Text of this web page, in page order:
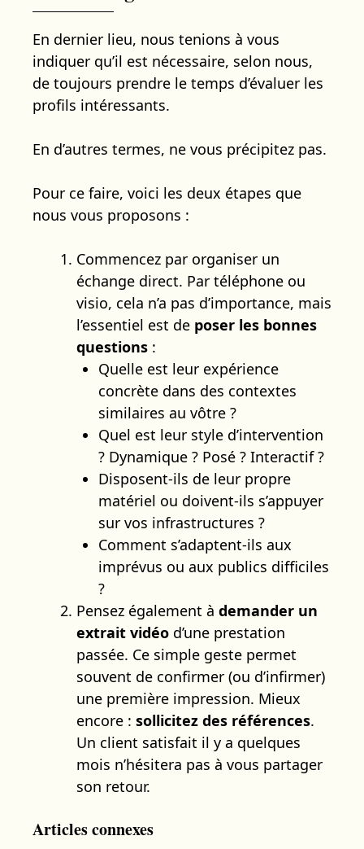
En dernier lieu, nous tenions à vous
indiquer qu’il est nécessaire, selon nous,
de toujours prendre le temps d’évaluer les
profils intéressants.
En d’autres termes, ne vous précipitez pas.
Pour ce faire, voici les deux étapes que
nous vous proposons :
Commencez par organiser un
échange direct. Par téléphone ou
visio, cela n’a pas d’importance, mais
l’essentiel est de poser les bonnes
questions :
Quelle est leur expérience
concrète dans des contextes
similaires au vôtre ?
Quel est leur style d’intervention
? Dynamique ? Posé ? Interactif ?
Disposent-ils de leur propre
matériel ou doivent-ils s’appuyer
sur vos infrastructures ?
Comment s’adaptent-ils aux
imprévus ou aux publics difficiles
?
Pensez également à demander un
extrait vidéo d’une prestation
passée. Ce simple geste permet
souvent de confirmer (ou d’infirmer)
une première impression. Mieux
encore : sollicitez des références.
Un client satisfait il y a quelques
mois n’hésitera pas à vous partager
son retour.
Articles connexes